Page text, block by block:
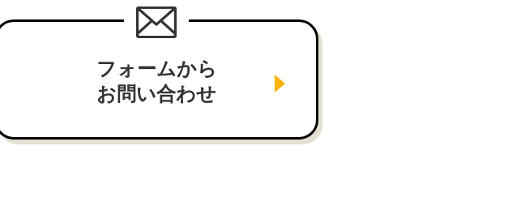
フォームから
お問い合わせ